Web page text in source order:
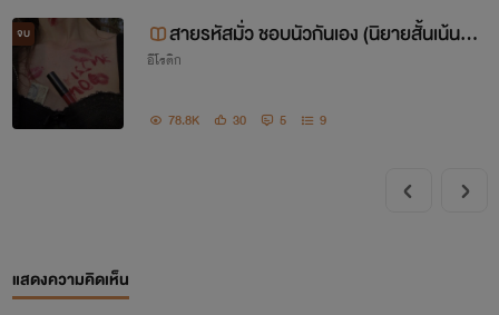
จบ
สายรหัสมั่ว ชอบนัวกันเอง (นิยายสั้นเน้นอีโ
รติก)
อีโรติก
78.8K 30 5 9
แสดงความคิดเห็น